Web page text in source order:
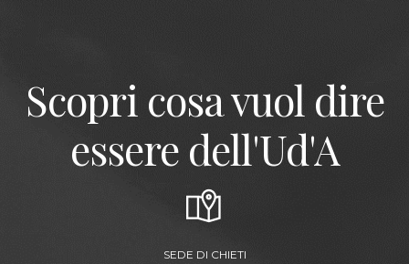
Scopri cosa vuol dire
essere dell'Ud'A
SEDE DI CHIETI